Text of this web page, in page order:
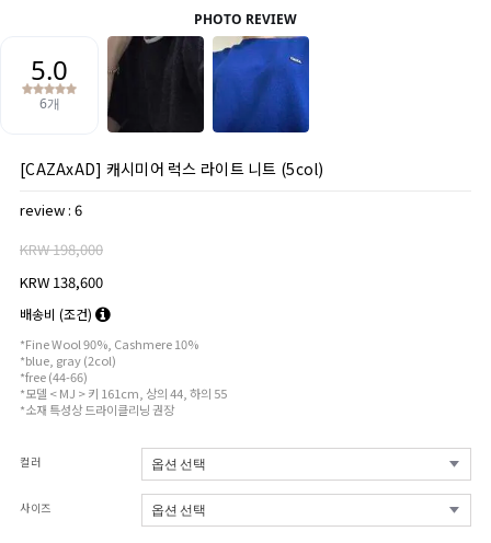
[CAZAxAD] 캐시미어 럭스 라이트 니트 (5col)
review : 6
KRW 198,000
KRW 138,600
배송비 (조건)
*Fine Wool 90%, Cashmere 10%
*blue, gray (2col)
*free (44-66)
*모델 < MJ > 키 161cm, 상의 44, 하의 55
*소재 특성상 드라이클리닝 권장
컬러
사이즈